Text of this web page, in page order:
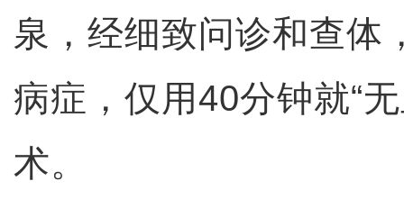
泉，经细致问诊和查体
病症，仅用40分钟就“
术。